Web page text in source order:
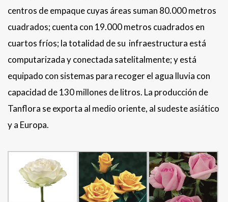
centros de empaque cuyas áreas suman 80.000 metros
cuadrados; cuenta con 19.000 metros cuadrados en
cuartos fríos; la totalidad de su infraestructura está
computarizada y conectada satelitalmente; y está
equipado con sistemas para recoger el agua lluvia con
capacidad de 130 millones de litros. La producción de
Tanflora se exporta al medio oriente, al sudeste asiático
y a Europa.